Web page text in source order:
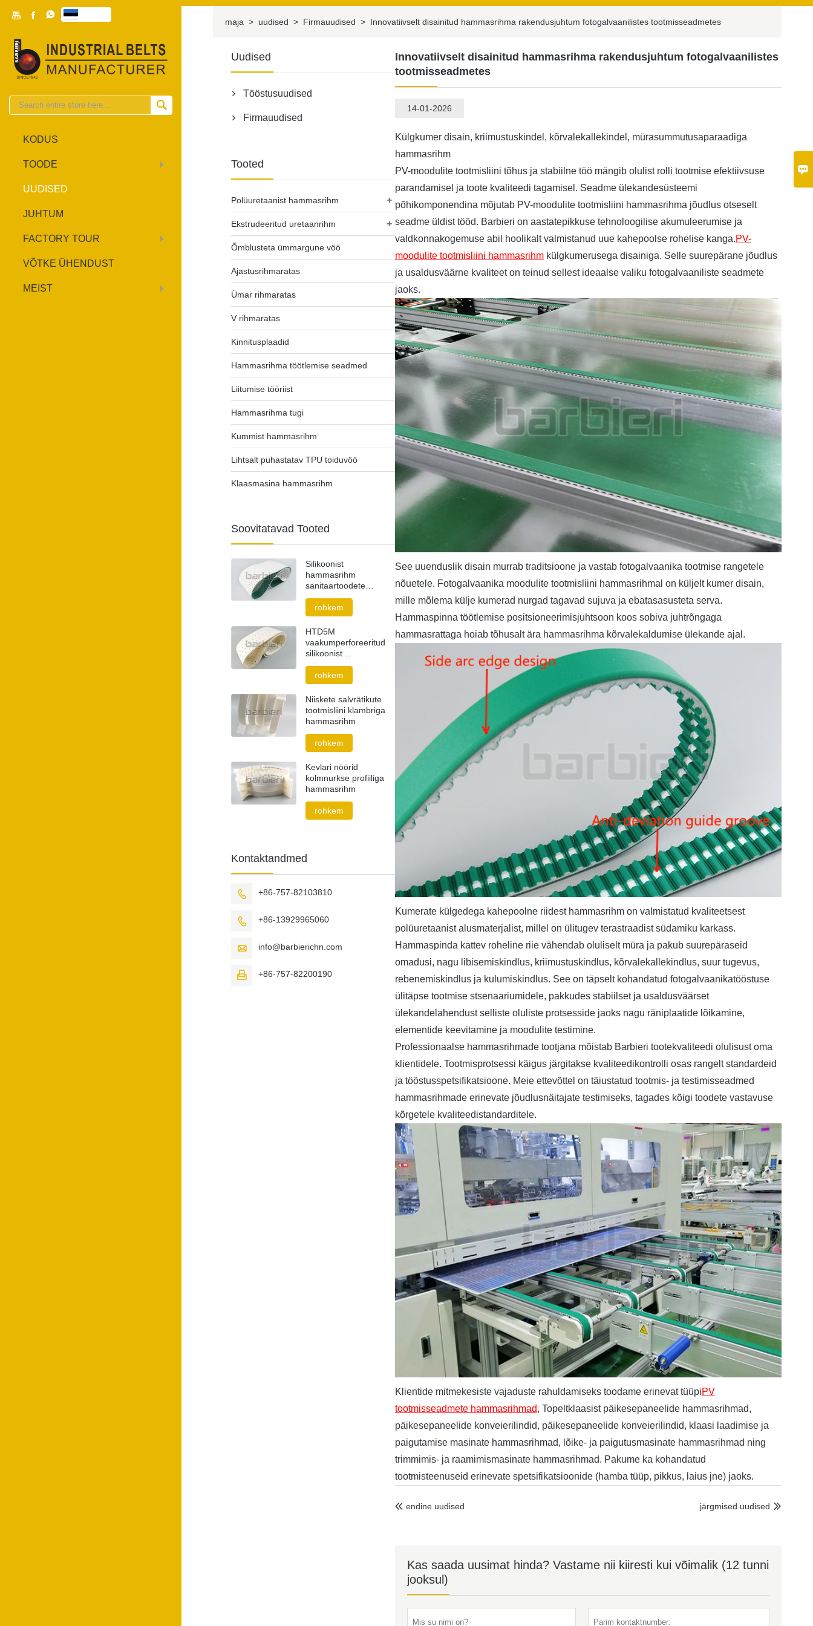

  

KODUS
TOODE
UUDISED
JUHTUM
FACTORY TOUR
VÕTKE ÜHENDUST
MEIST
maja > uudised > Firmauudised > Innovatiivselt disainitud hammasrihma rakendusjuhtum fotogalvaanilistes tootmisseadmetes
Innovatiivselt disainitud hammasrihma rakendusjuhtum fotogalvaanilistes
tootmisseadmetes
14-01-2026
Külgkumer disain, kriimustuskindel, kõrvalekallekindel, mürasummutusaparaadiga
hammasrihm
PV-moodulite tootmisliini tõhus ja stabiilne töö mängib olulist rolli tootmise efektiivsuse
parandamisel ja toote kvaliteedi tagamisel. Seadme ülekandesüsteemi
põhikomponendina mõjutab PV-moodulite tootmisliini hammasrihma jõudlus otseselt
seadme üldist tööd. Barbieri on aastatepikkuse tehnoloogilise akumuleerumise ja
valdkonnakogemuse abil hoolikalt valmistanud uue kahepoolse rohelise kanga.PV-
moodulite tootmisliini hammasrihmkülgkumerusega disainiga. Selle suurepärane jõudlus
ja usaldusväärne kvaliteet on teinud sellest ideaalse valiku fotogalvaaniliste seadmete
jaoks.
See uuenduslik disain murrab traditsioone ja vastab fotogalvaanika tootmise rangetele
nõuetele. Fotogalvaanika moodulite tootmisliini hammasrihmal on küljelt kumer disain,
mille mõlema külje kumerad nurgad tagavad sujuva ja ebatasasusteta serva.
Hammaspinna töötlemise positsioneerimisjuhtsoon koos sobiva juhtrõngaga
hammasrattaga hoiab tõhusalt ära hammasrihma kõrvalekaldumise ülekande ajal.
Kumerate külgedega kahepoolne riidest hammasrihm on valmistatud kvaliteetsest
polüuretaanist alusmaterjalist, millel on ülitugev terastraadist südamiku karkass.
Hammaspinda kattev roheline riie vähendab oluliselt müra ja pakub suurepäraseid
omadusi, nagu libisemiskindlus, kriimustuskindlus, kõrvalekallekindlus, suur tugevus,
rebenemiskindlus ja kulumiskindlus. See on täpselt kohandatud fotogalvaanikatööstuse
ülitäpse tootmise stsenaariumidele, pakkudes stabiilset ja usaldusväärset
ülekandelahendust selliste oluliste protsesside jaoks nagu räniplaatide lõikamine,
elementide keevitamine ja moodulite testimine.
Professionaalse hammasrihmade tootjana mõistab Barbieri tootekvaliteedi olulisust oma
klientidele. Tootmisprotsessi käigus järgitakse kvaliteedikontrolli osas rangelt standardeid
ja tööstusspetsifikatsioone. Meie ettevõttel on täiustatud tootmis- ja testimisseadmed
hammasrihmade erinevate jõudlusnäitajate testimiseks, tagades kõigi toodete vastavuse
kõrgetele kvaliteedistandarditele.
Klientide mitmekesiste vajaduste rahuldamiseks toodame erinevat tüüpiPV
tootmisseadmete hammasrihmad, Topeltklaasist päikesepaneelide hammasrihmad,
päikesepaneelide konveierilindid, päikesepaneelide konveierilindid, klaasi laadimise ja
paigutamise masinate hammasrihmad, lõike- ja paigutusmasinate hammasrihmad ning
trimmimis- ja raamimismasinate hammasrihmad. Pakume ka kohandatud
tootmisteenuseid erinevate spetsifikatsioonide (hamba tüüp, pikkus, laius jne) jaoks.
 endine uudised 
järgmised uudised
Kas saada uusimat hinda? Vastame nii kiiresti kui võimalik (12 tunni
jooksul)
Uudised
 Tööstusuudised
 Firmauudised
Tooted
+
Polüuretaanist hammasrihm
+
Ekstrudeeritud uretaanrihm
Õmblusteta ümmargune vöö
Ajastusrihmaratas
Ümar rihmaratas
V rihmaratas
Kinnitusplaadid
Hammasrihma töötlemise seadmed
Liitumise tööriist
Hammasrihma tugi
Kummist hammasrihm
Lihtsalt puhastatav TPU toiduvöö
Klaasmasina hammasrihm
Soovitatavad Tooted
Silikoonist
hammasrihm
sanitaartoodete
tööstusele
rohkem
HTD5M
vaakumperforeeritud
silikoonist
hammasrihm
rohkem
Niiskete salvrätikute
tootmisliini klambriga
hammasrihm
rohkem
Kevlari nöörid
kolmnurkse profiiliga
hammasrihm
rohkem
Kontaktandmed
 +86-757-82103810
 +86-13929965060
 info@barbierichn.com
 +86-757-82200190